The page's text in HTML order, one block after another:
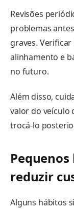
Revisões
problemas
graves.
alinhamento e
no futuro.
Além disso,
valor do veículo
trocá-lo
reduzir
Alguns hábitos